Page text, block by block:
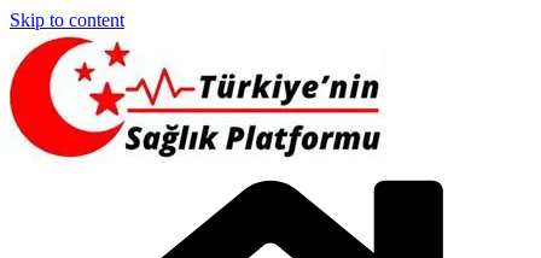
Skip to content